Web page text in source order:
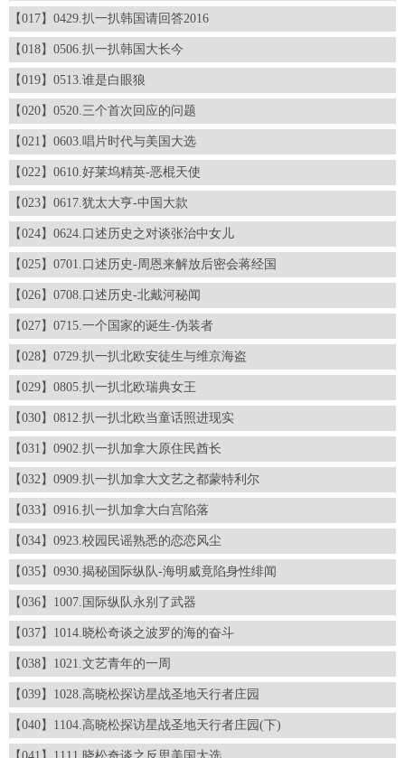
【017】0429.扒一扒韩国请回答2016
【018】0506.扒一扒韩国大长今
【019】0513.谁是白眼狼
【020】0520.三个首次回应的问题
【021】0603.唱片时代与美国大选
【022】0610.好莱坞精英-恶棍天使
【023】0617.犹太大亨-中国大款
【024】0624.口述历史之对谈张治中女儿
【025】0701.口述历史-周恩来解放后密会蒋经国
【026】0708.口述历史-北戴河秘闻
【027】0715.一个国家的诞生-伪装者
【028】0729.扒一扒北欧安徒生与维京海盗
【029】0805.扒一扒北欧瑞典女王
【030】0812.扒一扒北欧当童话照进现实
【031】0902.扒一扒加拿大原住民酋长
【032】0909.扒一扒加拿大文艺之都蒙特利尔
【033】0916.扒一扒加拿大白宫陷落
【034】0923.校园民谣熟悉的恋恋风尘
【035】0930.揭秘国际纵队-海明威竟陷身性绯闻
【036】1007.国际纵队永别了武器
【037】1014.晓松奇谈之波罗的海的奋斗
【038】1021.文艺青年的一周
【039】1028.高晓松探访星战圣地天行者庄园
【040】1104.高晓松探访星战圣地天行者庄园(下)